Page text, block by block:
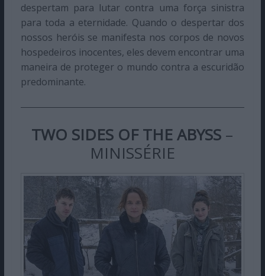
despertam para lutar contra uma força sinistra
para toda a eternidade. Quando o despertar dos
nossos heróis se manifesta nos corpos de novos
hospedeiros inocentes, eles devem encontrar uma
maneira de proteger o mundo contra a escuridão
predominante.
TWO SIDES OF THE ABYSS –
MINISSÉRIE